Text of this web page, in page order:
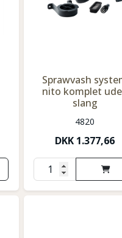
Sprawvash
nito komplet
slang
4820
DKK 1.377,66